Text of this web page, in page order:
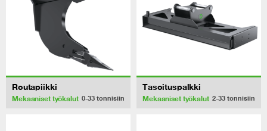
Routapiikki
Mekaaniset työkalut 0-33 tonnisiin
Tasoituspalkki
Mekaaniset työkalut 2-33 tonnisiin